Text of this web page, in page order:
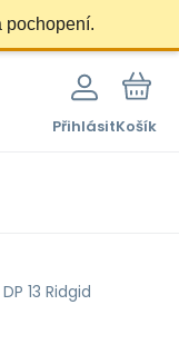
pochopení.
PřihlásitKošík
13 Ridgid